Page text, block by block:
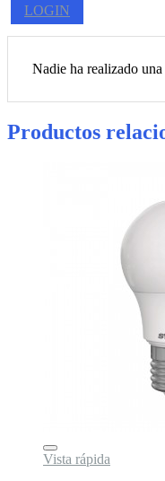
LOGIN
Nadie ha realizado
Productos
Vista rápida